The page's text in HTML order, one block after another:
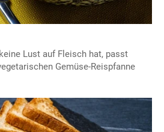
Lust auf Fleisch hat, passt
Gemüse-Reispfanne